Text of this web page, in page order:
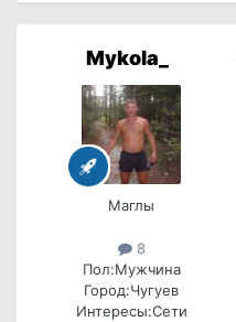
Mykola_
Маглы
8
Пол:Мужчина
Город:Чугуев
Интересы:Сети